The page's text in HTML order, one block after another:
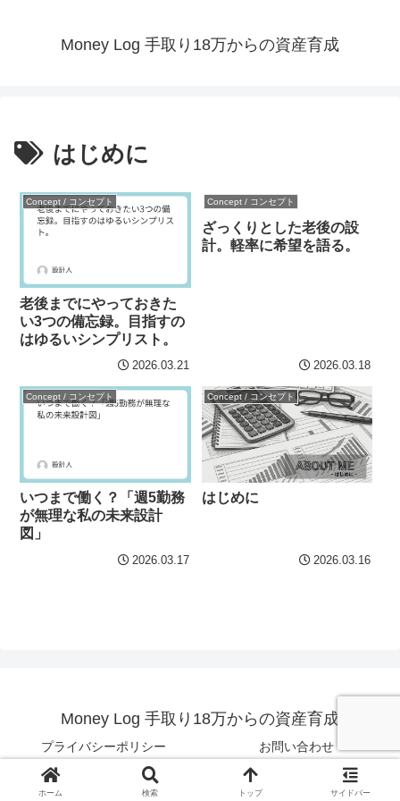
Money Log 手取り18万からの資産育成
はじめに
Concept / コンセプト
老後までにやっておきた
い3つの備忘録。目指すの
はゆるいシンプリスト。
2026.03.21
Concept / コンセプト
ざっくりとした老後の設
計。軽率に希望を語る。
2026.03.18
Concept / コンセプト
いつまで働く？「週5勤務
が無理な私の未来設計
図」
2026.03.17
Concept / コンセプト
はじめに
2026.03.16
Money Log 手取り18万からの資産育成
プライバシーポリシー お問い合わせ
© 2026 Money Log 手取り18万からの資産育成.
ホーム 検索 トップ サイドバー